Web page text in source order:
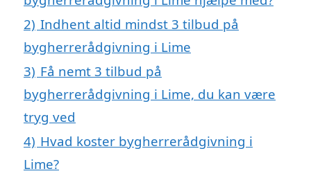
2) Indhent altid mindst 3 tilbud på
bygherrerådgivning i Lime
3) Få nemt 3 tilbud på
bygherrerådgivning i Lime, du kan være
tryg ved
4) Hvad koster bygherrerådgivning i
Lime?